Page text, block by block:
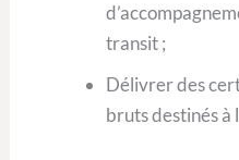
transit ;
Délivrer des
bruts destinés à